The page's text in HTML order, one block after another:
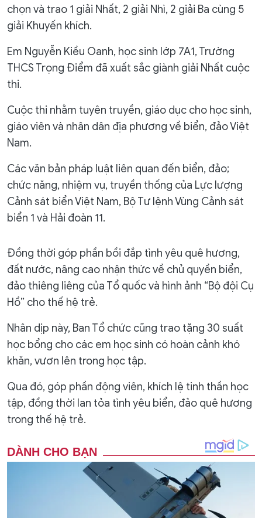
chọn và trao 1 giải Nhất, 2 giải Nhì, 2 giải Ba cùng 5
giải Khuyến khích.
Em Nguyễn Kiều Oanh, học sinh lớp 7A1, Trường
THCS Trọng Điểm đã xuất sắc giành giải Nhất cuộc
thi.
Cuộc thi nhằm tuyên truyền, giáo dục cho học sinh,
giáo viên và nhân dân địa phương về biển, đảo Việt
Nam.
Các văn bản pháp luật liên quan đến biển, đảo;
chức năng, nhiệm vụ, truyền thống của Lực lượng
Cảnh sát biển Việt Nam, Bộ Tư lệnh Vùng Cảnh sát
biển 1 và Hải đoàn 11.
Đồng thời góp phần bồi đắp tình yêu quê hương,
đất nước, nâng cao nhận thức về chủ quyền biển,
đảo thiêng liêng của Tổ quốc và hình ảnh “Bộ đội Cụ
Hồ” cho thế hệ trẻ.
Nhân dịp này, Ban Tổ chức cũng trao tặng 30 suất
học bổng cho các em học sinh có hoàn cảnh khó
khăn, vươn lên trong học tập.
Qua đó, góp phần động viên, khích lệ tinh thần học
tập, đồng thời lan tỏa tình yêu biển, đảo quê hương
trong thế hệ trẻ.